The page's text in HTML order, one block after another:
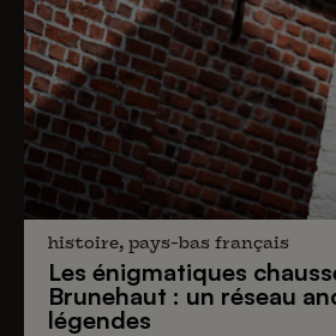
histoire, pays-bas français
Les énigmatiques
Brunehaut : un réseau
légendes